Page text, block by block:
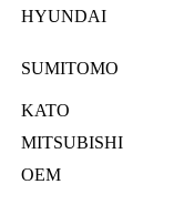
HYUNDAI
SUMITOMO
KATO
MITSUBISHI
OEM